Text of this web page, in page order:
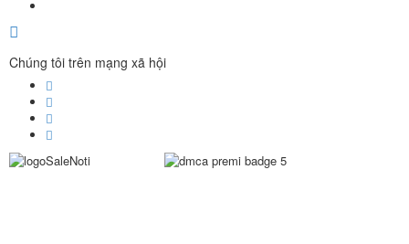
Chúng tôi trên mạng xã hội